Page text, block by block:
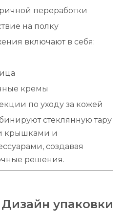
переработки
на полку
включают в себя:
кремы
по уходу за кожей
стеклянную тару
крышками и
создавая
решения.
упаковки